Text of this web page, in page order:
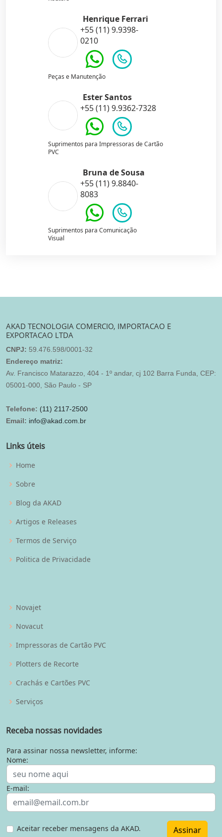
Henrique Ferrari
+55 (11) 9.9398-
0210
Peças e Manutenção
Ester Santos
+55 (11) 9.9362-7328
Suprimentos para Impressoras de Cartão
PVC
Bruna de Sousa
+55 (11) 9.8840-
8083
Suprimentos para Comunicação
Visual
AKAD TECNOLOGIA COMERCIO, IMPORTACAO E
EXPORTACAO LTDA
CNPJ: 59.476.598/0001-32
Endereço matriz:
Av. Francisco Matarazzo, 404 - 1º andar, cj 102 Barra Funda, CEP:
05001-000, São Paulo - SP
Telefone: (11) 2117-2500
Email: info@akad.com.br
Links úteis
Home
Sobre
Blog da AKAD
Artigos e Releases
Termos de Serviço
Politica de Privacidade
Novajet
Novacut
Impressoras de Cartão PVC
Plotters de Recorte
Crachás e Cartões PVC
Serviços
Receba nossas novidades
Para assinar nossa newsletter, informe:
Nome:
E-mail:
Aceitar receber mensagens da AKAD. Assinar